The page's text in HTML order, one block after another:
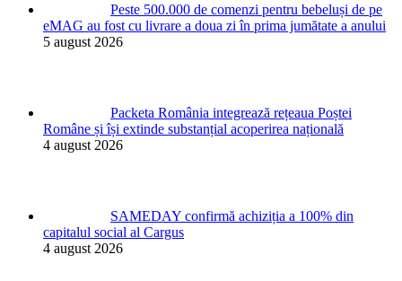
Peste 500.000 de comenzi pentru bebeluși de pe
eMAG au fost cu livrare a doua zi în prima jumătate a anului
5 august 2026
Packeta România integrează rețeaua Poștei
Române și își extinde substanțial acoperirea națională
4 august 2026
SAMEDAY confirmă achiziția a 100% din
capitalul social al Cargus
4 august 2026